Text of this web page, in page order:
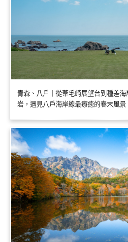
青森、八戶｜從葦毛崎展望台到種差
岩，遇見八戶海岸線最療癒的春末風景